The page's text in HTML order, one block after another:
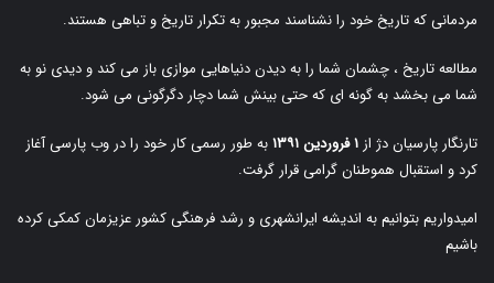
مردمانی که تاریخ خود را نشناسند مجبور به تکرار تاریخ و تباهی هستند.
مطالعه تاریخ ، چشمان شما را به دیدن دنیاهایی موازی باز می کند و دیدی نو به
شما می بخشد به گونه ای که حتی بینش شما دچار دگرگونی می شود.
تارنگار پارسیان دژ از ۱ فروردین ۱۳۹۱
به طور رسمی کار خود را در وب پارسی آغاز
کرد و استقبال هموطنان گرامی قرار گرفت.
امیدواریم بتوانیم به اندیشه ایرانشهری و رشد فرهنگی کشور عزیزمان کمکی کرده
باشیم